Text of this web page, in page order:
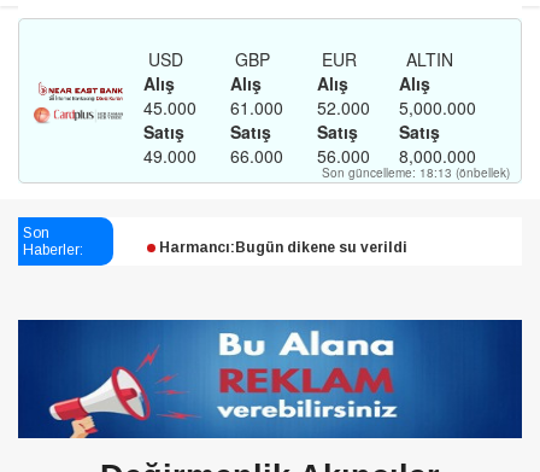
Son
Haberler:
Esendağlı:Adıyaman’daki süreç sona erdi, hukuk
Harmancı:Bugün dikene su verildi
Derneği:Vicdanlarınız tutsak, kalemleriniz esir